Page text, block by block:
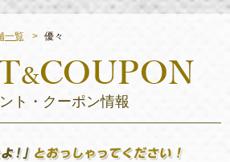
一覧 優々
ト・クーポン情報